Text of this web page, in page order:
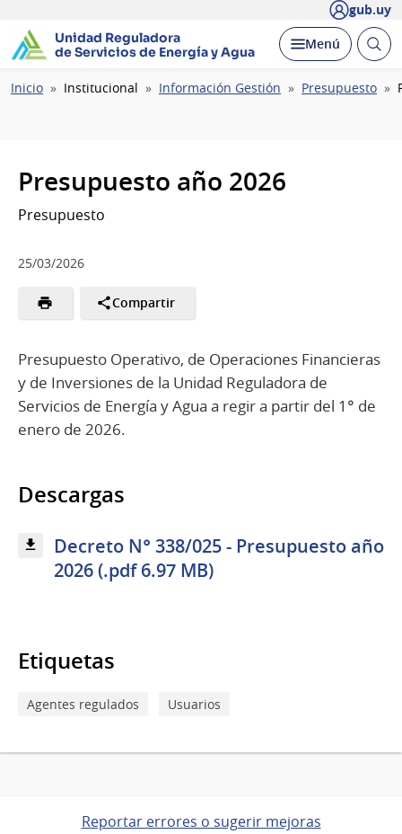
gub.uy
Unidad Reguladora
de Servicios de Energía y Agua
Desplegar
Menú Abrir
Ruta
Inicio Institucional Información Gestión Presupuesto
Presupuesto año 2026
Presupuesto
25/03/2026
Compartir
Presupuesto Operativo, de Operaciones Financieras
y de Inversiones de la Unidad Reguladora de
Servicios de Energía y Agua a regir a partir del 1° de
enero de 2026.
Descargas
Decreto N° 338/025 - Presupuesto año
2026 (.pdf 6.97 MB)
Etiquetas
Agentes regulados Usuarios
Reportar errores o sugerir mejoras